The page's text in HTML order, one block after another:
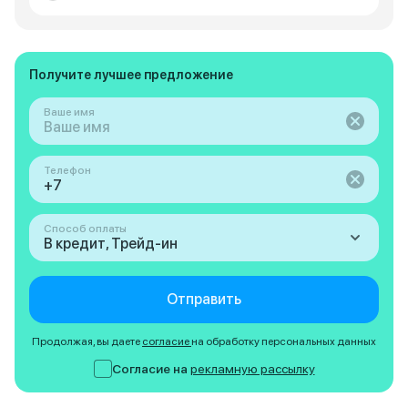
Получите лучшее предложение
Ваше имя
Телефон
Способ оплаты
В кредит, Трейд-ин
Отправить
Продолжая, вы даете согласие на обработку персональных данных
Согласие на рекламную рассылку